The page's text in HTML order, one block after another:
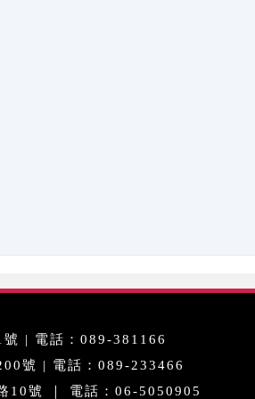
號 | 電話：089-381166
號 | 電話：089-233466
10號 ｜ 電話：06-5050905